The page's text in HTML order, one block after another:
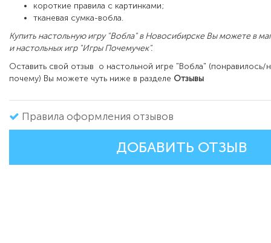
короткие правила с картинками;
тканевая сумка-вобла.
Купить настольную игру "Вобла" в Новосибирске Вы можете в
и настольных игр "Игры Почемучек".
Оставить свой отзыв о настольной игре "Вобла" (понравилось/
почему) Вы можете чуть ниже в разделе Отзывы
Правила оформления отзывов
ДОБАВИТЬ ОТЗЫВ